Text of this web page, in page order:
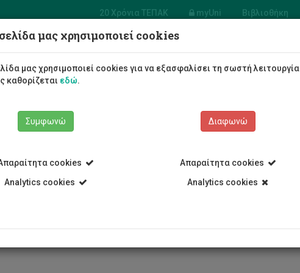
20 Χρόνια ΤΕΠΑΚ myUni Βιβλιοθήκη
Μηχανολόγων
και Επιστήμης
Υλικών
Σπουδές
μας χρησιμοποιεί cookies
μας χρησιμοποιεί cookies για να εξασφαλίσει τη σωστή λειτουργία
καθορίζεται εδώ.
Συμφωνώ
cookies
Analytics cookies
Διαφωνώ
Απαραίτητα cookies
Analytics cookies